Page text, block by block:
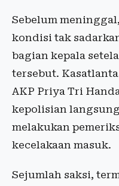
Sebelum
kondisi tak
bagian kepala
tersebut.
AKP Priya Tri
kepolisian
melakukan
kecelakaan masuk.
Sejumlah saksi,